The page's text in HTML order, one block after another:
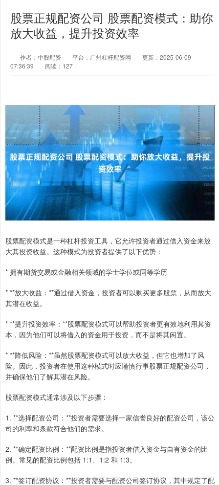
股票正规配资公司 股票配资模式：助你
放大收益，提升投资效率
作者：中股配资 平台：广州杠杆配资网
更新：2025-06-09
07:36:39
阅读：127
股票配资模式是一种杠杆投资工具，它允许投资者通过借入资金来放
大其投资收益。这种模式为投资者提供了以下优势：
* 拥有期货交易或金融相关领域的学士学位或同等学历
* **放大收益：**通过借入资金，投资者可以购买更多股票，从而放大
其潜在收益。
* **提升投资效率：**股票配资模式可以帮助投资者更有效地利用其资
本，因为他们可以将借入的资金用于投资，而不是将其闲置。
* **降低风险：**虽然股票配资模式可以放大收益，但它也增加了风
险。因此，投资者在使用这种模式时应谨慎行事股票正规配资公司，
并确保他们了解其潜在风险。
股票配资模式通常涉及以下步骤：
1. **选择配资公司：**投资者需要选择一家信誉良好的配资公司，该公
司的利率和条款符合他们的需求。
2. **确定配资比例：**配资比例是指投资者借入资金与自有资金的比
例。常见的配资比例包括 1:1、1:2 和 1:3。
3. **签订配资协议：**投资者需要与配资公司签订协议，其中规定了配